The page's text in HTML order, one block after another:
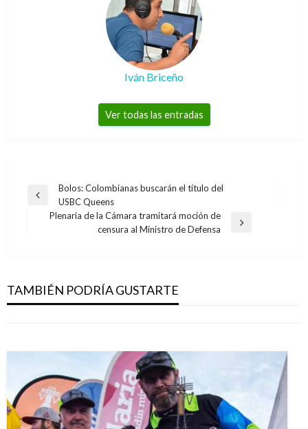
Iván Briceño
Ver todas las entradas
Navegación
Entrada
anterior
Bolos: Colombianas buscarán el título del
USBC Queens
Plenaria de la Cámara tramitará moción de
censura al Ministro de Defensa
TAMBIÉN PODRÍA GUSTARTE
Paraguay será rivales dificiles
Iván Briceño sábado octubre 5, 2013
Millonarios